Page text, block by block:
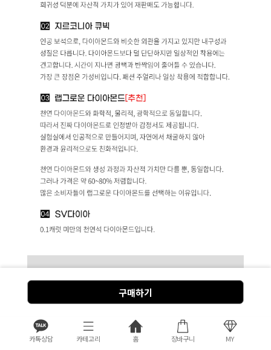
카톡상담 카테고리 홈 장바구니 MY
구매하기
DIAMOND
다이아몬드 등급을 결정하는 4가지 기준
*옵션 이외의 등급을 원하시는 분들은 고객센터로 문의 바랍
니다.
더 보기 >